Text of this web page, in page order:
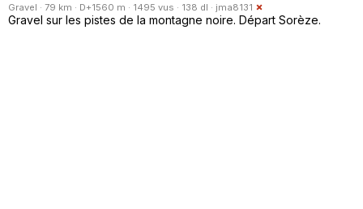
Gravel · 79 km · D+1560 m · 1495 vus · 138 dl · jma8131
Gravel sur les pistes de la montagne noire. Départ Sorèze.